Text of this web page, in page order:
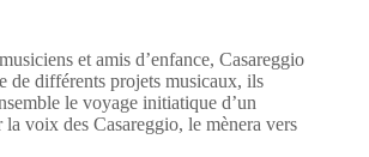
et amis d’enfance, Casareggio
de différents projets musicaux, ils
le voyage initiatique d’un
voix des Casareggio, le mènera vers